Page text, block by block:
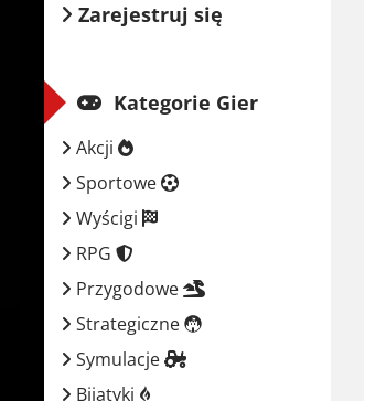
Zarejestruj się
Kategorie Gier
Akcji
Sportowe
Wyścigi
RPG
Przygodowe
Strategiczne
Symulacje
Bijatyki